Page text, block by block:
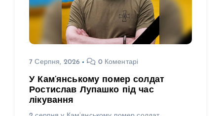
7 Серпня, 2026 0 Коментарі
У Кам’янському помер солдат
Ростислав Лупашко під час
лікування